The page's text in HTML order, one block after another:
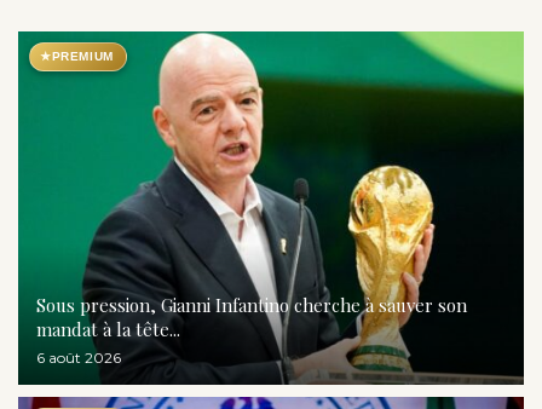
★PREMIUM
Sous pression, Gianni Infantino cherche à sauver son
mandat à la tête...
6 août 2026